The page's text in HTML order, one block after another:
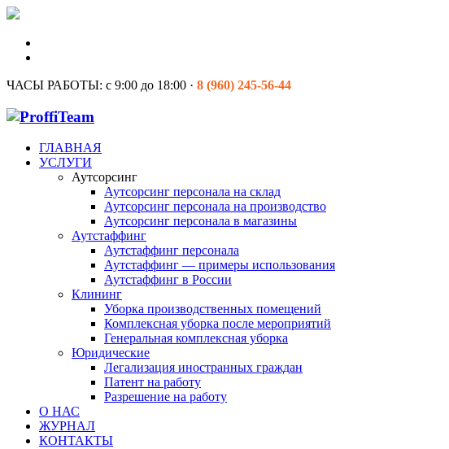
ЧАСЫ РАБОТЫ: с 9:00 до 18:00 · 8 (960) 245-56-44
ГЛАВНАЯ
УСЛУГИ
Аутсорсинг
Аутсорсинг персонала на склад
Аутсорсинг персонала на производство
Аутсорсинг персонала в магазины
Аутстаффинг
Аутстаффинг персонала
Аутстаффинг — примеры использования
Аутстаффинг в России
Клининг
Уборка производственных помещений
Комплексная уборка после мероприятий
Генеральная комплексная уборка
Юридические
Легализация иностранных граждан
Патент на работу
Разрешение на работу
О НАС
ЖУРНАЛ
КОНТАКТЫ